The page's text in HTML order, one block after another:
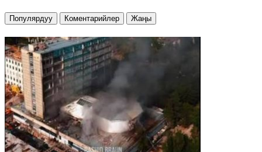
Популярдуу Коментарийлер Жаңы